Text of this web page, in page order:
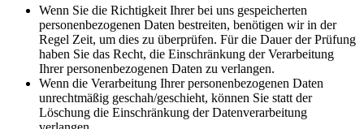
Wenn Sie die Richtigkeit Ihrer bei uns gespeicherten
personenbezogenen Daten bestreiten, benötigen wir in der
Regel Zeit, um dies zu überprüfen. Für die Dauer der Prüfung
haben Sie das Recht, die Einschränkung der Verarbeitung
Ihrer personenbezogenen Daten zu verlangen.
Wenn die Verarbeitung Ihrer personenbezogenen Daten
unrechtmäßig geschah/geschieht, können Sie statt der
Löschung die Einschränkung der Datenverarbeitung